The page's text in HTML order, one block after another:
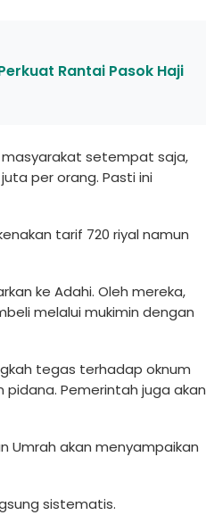
Rantai Pasok Haji
masyarakat setempat saja,
per orang. Pasti ini
tarif 720 riyal namun
ke Adahi. Oleh mereka,
melalui mukimin dengan
tegas terhadap oknum
pidana. Pemerintah juga akan
Umrah akan menyampaikan
sistematis.